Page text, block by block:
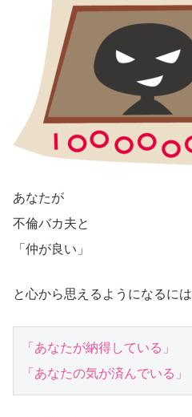
あなたが
不倫バカ夫と
「仲が良い」
と心から思えるようになるには
「あなたが納得している」
「あなたの気が済んでいる」